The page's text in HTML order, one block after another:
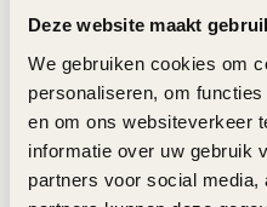
Deze website maakt
We gebruiken cookies om
personaliseren, om
en om ons websiteverkeer
informatie over uw gebruik
partners voor social
Gezellig en divers
Gratis
▸ Wat zoeken wij?